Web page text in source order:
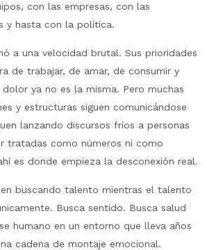
con las empresas, con las
y hasta con la política.
a una velocidad brutal. Sus prioridades
de trabajar, de amar, de consumir y
ya no es la misma. Pero muchas
y estructuras siguen comunicándose
lanzando discursos fríos a personas
tratadas como números ni como
es donde empieza la desconexión real.
buscando talento mientras el talento
Busca sentido. Busca salud
humano en un entorno que lleva años
cadena de montaje emocional.